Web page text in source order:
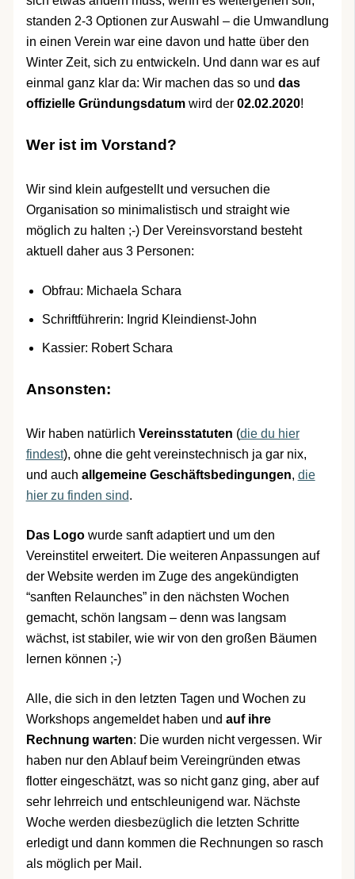
standen 2-3 Optionen zur Auswahl – die Umwandlung
in einen Verein war eine davon und hatte über den
Winter Zeit, sich zu entwickeln. Und dann war es auf
einmal ganz klar da: Wir machen das so und das
offizielle Gründungsdatumwird der 02.02.2020!
Wer ist im Vorstand?
Wir sind klein aufgestellt und versuchen die
Organisation so minimalistisch und straight wie
möglich zu halten ;-) Der Vereinsvorstand besteht
aktuell daher aus 3 Personen:
Obfrau: Michaela Schara
Schriftführerin: Ingrid Kleindienst-John
Kassier: Robert Schara
Ansonsten:
Wir haben natürlich Vereinsstatuten (die du hier
findest), ohne die geht vereinstechnisch ja gar nix,
und auch allgemeine Geschäftsbedingungen, die
hier zu finden sind.
Das Logowurde sanft adaptiert und um den
Vereinstitel erweitert. Die weiteren Anpassungen auf
der Website werden im Zuge des angekündigten
“sanften Relaunches” in den nächsten Wochen
gemacht, schön langsam – denn was langsam
wächst, ist stabiler, wie wir von den großen Bäumen
lernen können ;-)
Alle, die sich in den letzten Tagen und Wochen zu
Workshops angemeldet haben und auf ihre
Rechnung warten: Die wurden nicht vergessen. Wir
haben nur den Ablauf beim Vereingründen etwas
flotter eingeschätzt, was so nicht ganz ging, aber auf
sehr lehrreich und entschleunigend war. Nächste
Woche werden diesbezüglich die letzten Schritte
erledigt und dann kommen die Rechnungen so rasch
als möglich per Mail.